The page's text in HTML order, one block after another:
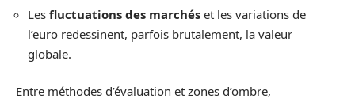
Les fluctuations des marchés et les variations de
l’euro redessinent, parfois brutalement, la valeur
globale.
Entre méthodes d’évaluation et zones d’ombre,